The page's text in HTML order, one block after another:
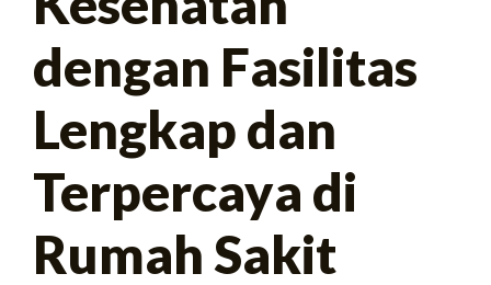
dengan Fasilitas
Lengkap dan
Terpercaya di
Rumah Sakit